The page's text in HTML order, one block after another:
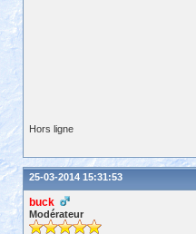
Hors ligne
25-03-2014 15:31:53
buck
Modérateur